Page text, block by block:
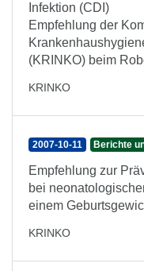
Infektion (CDI)
Empfehlung der
(KRINKO) beim
KRINKO
2007-10-11 Berichte
Empfehlung zur
bei
einem
KRINKO